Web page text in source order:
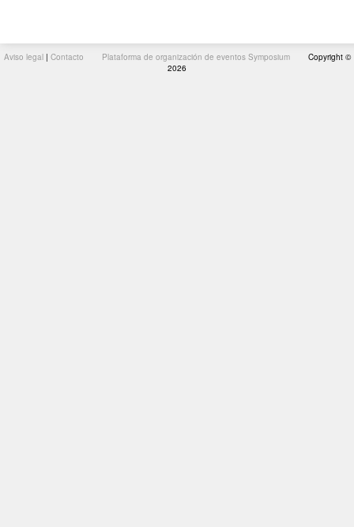
Aviso legal | Contacto Plataforma de organización de eventos Symposium
Copyright ©
2026